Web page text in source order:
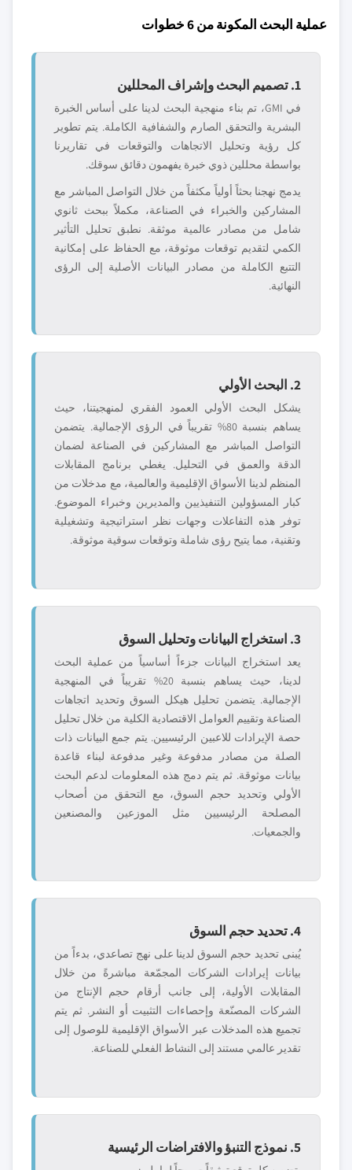
عملية البحث المكونة من 6 خطوات
1. تصميم البحث وإشراف المحللين
في GMI، تم بناء منهجية البحث لدينا على أساس الخبرة
البشرية والتحقق الصارم والشفافية الكاملة. يتم تطوير
كل رؤية وتحليل الاتجاهات والتوقعات في تقاريرنا
بواسطة محللين ذوي خبرة يفهمون دقائق سوقك.
يدمج نهجنا بحثاً أولياً مكثفاً من خلال التواصل المباشر مع
المشاركين والخبراء في الصناعة، مكملاً ببحث ثانوي
شامل من مصادر عالمية موثقة. نطبق تحليل التأثير
الكمي لتقديم توقعات موثوقة، مع الحفاظ على إمكانية
التتبع الكاملة من مصادر البيانات الأصلية إلى الرؤى
النهائية.
2. البحث الأولي
يشكل البحث الأولي العمود الفقري لمنهجيتنا، حيث
يساهم بنسبة 80% تقريباً في الرؤى الإجمالية. يتضمن
التواصل المباشر مع المشاركين في الصناعة لضمان
الدقة والعمق في التحليل. يغطي برنامج المقابلات
المنظم لدينا الأسواق الإقليمية والعالمية، مع مدخلات من
كبار المسؤولين التنفيذيين والمديرين وخبراء الموضوع.
توفر هذه التفاعلات وجهات نظر استراتيجية وتشغيلية
وتقنية، مما يتيح رؤى شاملة وتوقعات سوقية موثوقة.
3. استخراج البيانات وتحليل السوق
يعد استخراج البيانات جزءاً أساسياً من عملية البحث
لدينا، حيث يساهم بنسبة 20% تقريباً في المنهجية
الإجمالية. يتضمن تحليل هيكل السوق وتحديد اتجاهات
الصناعة وتقييم العوامل الاقتصادية الكلية من خلال تحليل
حصة الإيرادات للاعبين الرئيسيين. يتم جمع البيانات ذات
الصلة من مصادر مدفوعة وغير مدفوعة لبناء قاعدة
بيانات موثوقة. ثم يتم دمج هذه المعلومات لدعم البحث
الأولي وتحديد حجم السوق، مع التحقق من أصحاب
المصلحة الرئيسيين مثل الموزعين والمصنعين
والجمعيات.
4. تحديد حجم السوق
يُبنى تحديد حجم السوق لدينا على نهج تصاعدي، بدءاً من
بيانات إيرادات الشركات المجمّعة مباشرةً من خلال
المقابلات الأولية، إلى جانب أرقام حجم الإنتاج من
الشركات المصنّعة وإحصاءات التثبيت أو النشر. ثم يتم
تجميع هذه المدخلات عبر الأسواق الإقليمية للوصول إلى
تقدير عالمي مستند إلى النشاط الفعلي للصناعة.
5. نموذج التنبؤ والافتراضات الرئيسية